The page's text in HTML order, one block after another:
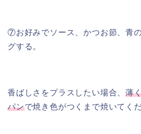
⑦お好みでソース、かつお節、青
グする。
香ばしさをプラスしたい場合、薄
パンで焼き色がつくまで焼いてくだ